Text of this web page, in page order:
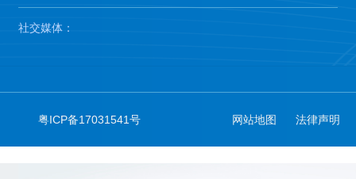
社交媒体：
粤ICP备17031541号 网站地图 法律声明